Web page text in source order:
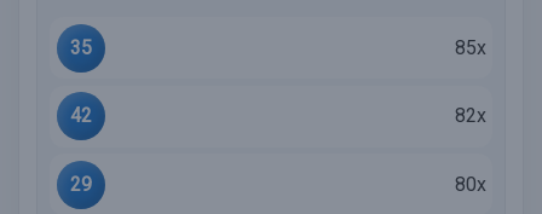
35 85x
42 82x
29 80x